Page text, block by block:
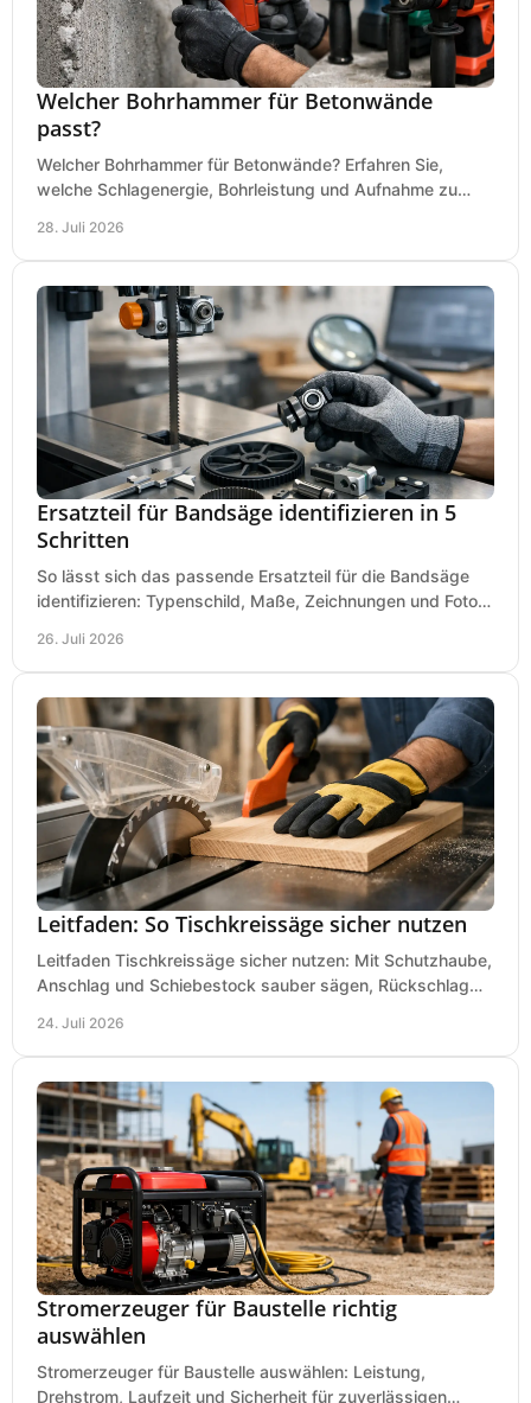
Welcher Bohrhammer für Betonwände
passt?
Welcher Bohrhammer für Betonwände? Erfahren Sie,
welche Schlagenergie, Bohrleistung und Aufnahme zu
28. Juli 2026
Ersatzteil für Bandsäge identifizieren in 5
Schritten
So lässt sich das passende Ersatzteil für die Bandsäge
identifizieren: Typenschild, Maße, Zeichnungen und Fotos
26. Juli 2026
Leitfaden: So Tischkreissäge sicher nutzen
Leitfaden Tischkreissäge sicher nutzen: Mit Schutzhaube,
Anschlag und Schiebestock sauber sägen, Rückschlag
24. Juli 2026
Stromerzeuger für Baustelle richtig
auswählen
Stromerzeuger für Baustelle auswählen: Leistung,
Drehstrom, Laufzeit und Sicherheit für zuverlässigen